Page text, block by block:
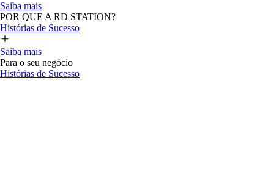
Saiba mais
POR QUE A RD STATION?
Histórias de Sucesso
Saiba mais
Para o seu negócio
Histórias de Sucesso